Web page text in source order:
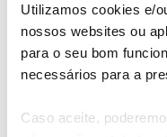
Utilizamos cookies e/
nossos websites ou
para o seu bom
necessários para a
Caso aceite,
Tenho um MS altíssimo!
recebo 80/90 de uploud
Tens HFC ou FFTH?
Nos clientes HFC a NOS